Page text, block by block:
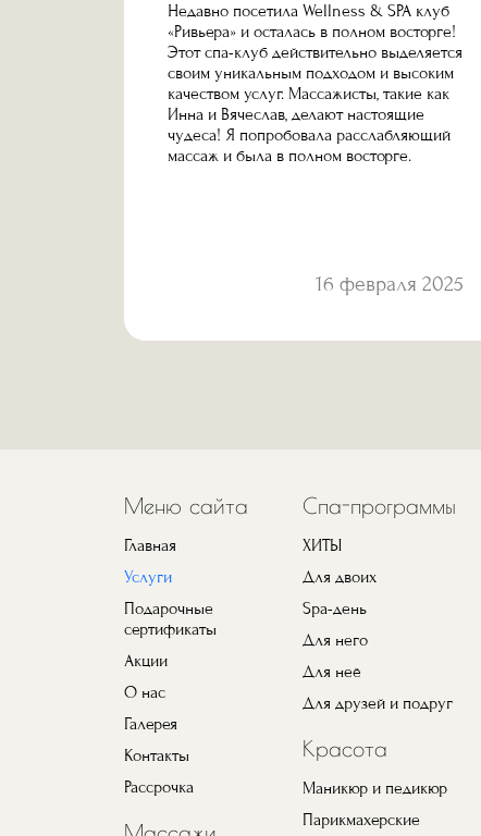
Недавно посетила Wellness & SPA клуб
«Ривьера» и осталась в полном восторге!
Этот спа-клуб действительно выделяется
своим уникальным подходом и высоким
качеством услуг. Массажисты, такие как
Инна и Вячеслав, делают настоящие
чудеса! Я попробовала расслабляющий
массаж и была в полном восторге.
16 февраля 2025
Меню сайта
Главная
Услуги
Подарочные
сертификаты
Акции
О нас
Галерея
Контакты
Рассрочка
Спа-программы
ХИТЫ
Для двоих
Spa-день
Для него
Для неё
Для друзей и подруг
Красота
Маникюр и педикюр
Парикмахерские